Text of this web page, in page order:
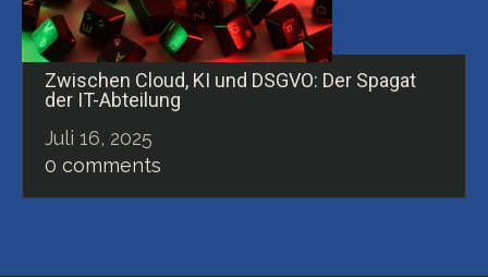
Zwischen Cloud, KI und DSGVO: Der Spagat
der IT-Abteilung
Juli 16, 2025
0 comments